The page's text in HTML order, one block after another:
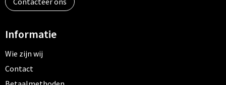
Informatie
Wie zijn wij
Contact